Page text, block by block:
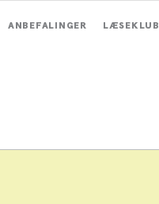
ANBEFALINGER LÆSEKLUB